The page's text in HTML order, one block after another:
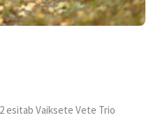
esitab Vaiksete Vete Trio